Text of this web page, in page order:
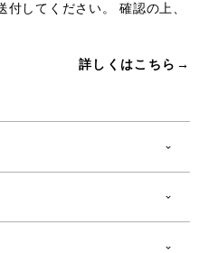
してください。 確認の上、
詳しくはこちら→